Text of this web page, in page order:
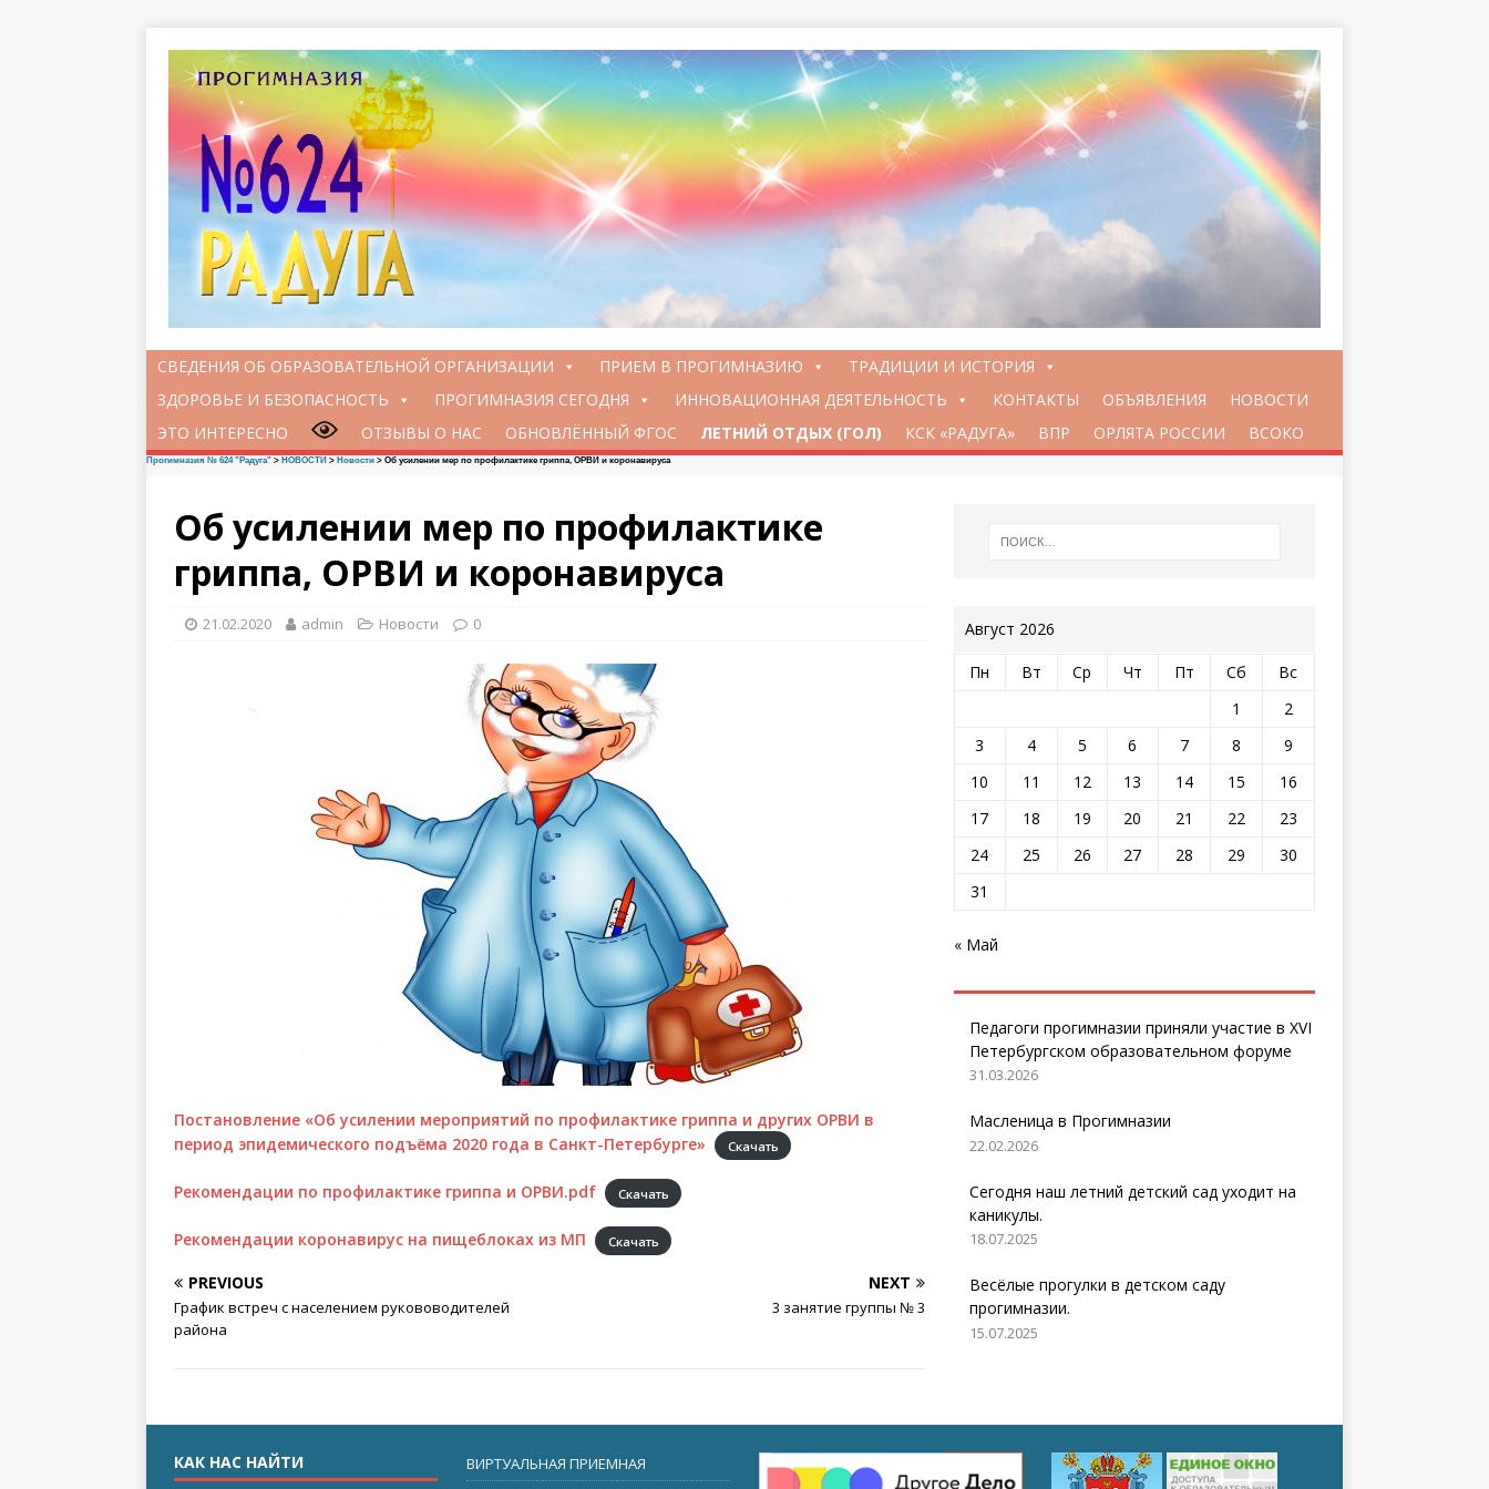
СВЕДЕНИЯ ОБ ОБРАЗОВАТЕЛЬНОЙ ОРГАНИЗАЦИИ ПРИЕМ В ПРОГИМНАЗИЮ
ТРАДИЦИИ И ИСТОРИЯ
ЗДОРОВЬЕ И БЕЗОПАСНОСТЬ
ПРОГИМНАЗИЯ СЕГОДНЯ ИННОВАЦИОННАЯ ДЕЯТЕЛЬНОСТЬ КОНТАКТЫ ОБЪЯВЛЕНИЯ
НОВОСТИ
ЭТО ИНТЕРЕСНО
ОТЗЫВЫ О НАС ОБНОВЛЁННЫЙ ФГОС ЛЕТНИЙ ОТДЫХ (ГОЛ) КСК «РАДУГА» ВПР ОРЛЯТА РОССИИ ВСОКО
Прогимназия № 624 "Радуга" > НОВОСТИ > Новости > Об усилении мер по профилактике гриппа, ОРВИ и коронавируса
Об усилении мер по профилактике
гриппа, ОРВИ и коронавируса
21.02.2020 admin Новости 0
Постановление «Об усилении мероприятий по профилактике гриппа и других ОРВИ в
период эпидемического подъёма 2020 года в Санкт-Петербурге»
Скачать
Рекомендации по профилактике гриппа и ОРВИ.pdf Скачать
Рекомендации коронавирус на пищеблоках из МП Скачать
PREVIOUS
График встреч с населением рукововодителей
района
NEXT
3 занятие группы № 3
Август 2026
Пн Вт Ср Чт Пт Сб
Вс
1
2
3
4 5 6 7 8
9
10
11 12 13 14 15
16
17
18 19 20 21 22
23
24
25 26 27 28 29
30
31
« Май
Педагоги прогимназии приняли участие в XVI
Петербургском образовательном форуме
31.03.2026
Масленица в Прогимназии
22.02.2026
Сегодня наш летний детский сад уходит на
каникулы.
18.07.2025
Весёлые прогулки в детском саду
прогимназии.
15.07.2025
КАК НАС НАЙТИ
ВИРТУАЛЬНАЯ ПРИЕМНАЯ